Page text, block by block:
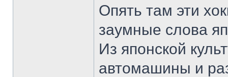
Опять там эти
заумные слова
Из японской
автомашины и